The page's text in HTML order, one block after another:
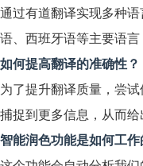
通过有道翻译实现多种
语、西班牙语等主要语言
如何提高翻译的准确性？
为了提升翻译质量，尝
捕捉到更多信息，从而给
智能润色功能是如何工作